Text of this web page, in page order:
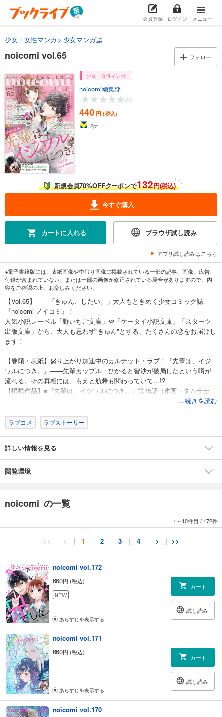
会員登録 ログイン メニュー
少女・女性マンガ 少女マンガ誌
noicomi vol.65 フォロー
少女・女性マンガ
noicomi編集部
-
(0)
440 円 (税込)
2pt
新規会員70%OFFクーポンで132円(税込)
今すぐ購入
カートに入れる ブラウザ試し読み
アプリ試し読みはこちら
※電子書籍版には、表紙画像や中吊り画像に掲載されている一部の記事、画像、広告、
付録が含まれていない、または一部の画像が修正されている場合がありますので、内
容をご確認の上、お楽しみください。
【Vol.65】――「きゅん、したい。」大人もときめく少女コミック誌
『noicomi ノイコミ』！
人気小説レーベル「野いちご文庫」や「ケータイ小説文庫」「スターツ
出版文庫」から、大人も思わず"きゅん"とする、たくさんの恋をお届けし
ます！
【巻頭・表紙】盛り上がり加速中のカルテット・ラブ！『先輩は、イジ
ワルにつき。』――先輩カップル・ひかると智沙が破局したという噂が
流れる。その真相には、もえと航希も関わっていて…!?
【掲載作品】■『先輩は、イジワルにつき。』第15話（作画・タムラ圭
原作・miNato）■『春日井くんは、妄想JKと××したい』第3話（作画・い
画・小森りんご 原作・吉田マリィ）■『千尋くんと、したいコト。』最終
話（作画・蒼空ユキヤ 原作・夏智。）■『ふまじめだけど、愛でたくて』
とろけてます』第5話（作画・岡さくら 原作・雨乃めこ）■『はじめては
結婚のあとで』第11話（作画・鈴川ふうみ 原作・佐倉ミズキ）■『不良
の椿くんは、とびきり甘い。』第10話（作画・七緒たつみ 原作・青山そ
画・芦名ユウ 原作・＊ゆきな＊）※計10作品掲載
...続きを読む
ラブコメ ラブストーリー
詳しい情報を見る
閲覧環境
noicomi の一覧
1～10件目 / 172件
<< < 1 2 3 4 > >>
noicomi vol.172
660円 (税込)
NEW
カート
試し読み
あらすじを表示する
noicomi vol.171
660円 (税込)
カート
試し読み
あらすじを表示する
noicomi vol.170